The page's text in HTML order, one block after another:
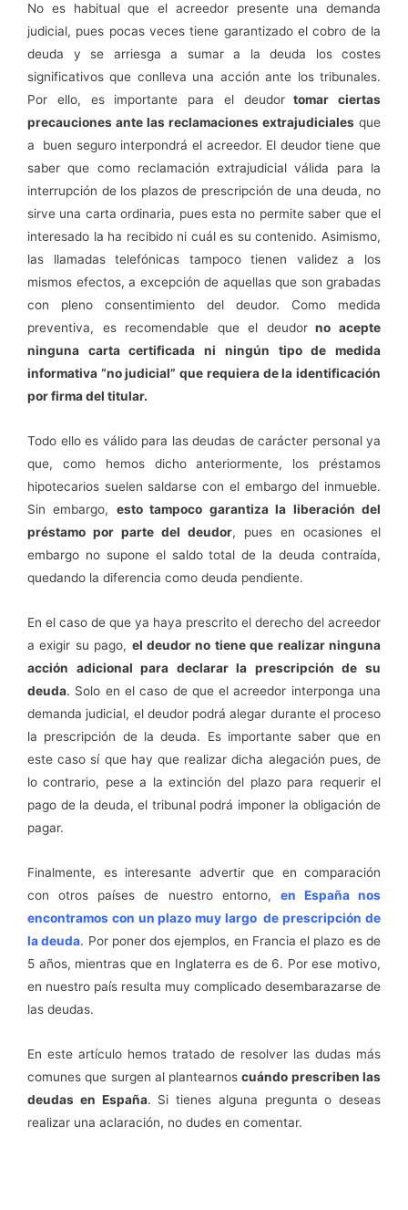
No es habitual que el acreedor presente una demanda
judicial, pues pocas veces tiene garantizado el cobro de la
deuda y se arriesga a sumar a la deuda los costes
significativos que conlleva una acción ante los tribunales.
Por ello, es importante para el deudortomar ciertas
precauciones ante las reclamaciones extrajudiciales que
a buen seguro interpondrá el acreedor. El deudor tiene que
saber que como reclamación extrajudicial válida para la
interrupción de los plazos de prescripción de una deuda, no
sirve una carta ordinaria, pues esta no permite saber que el
interesado la ha recibido ni cuál es su contenido. Asimismo,
las llamadas telefónicas tampoco tienen validez a los
mismos efectos, a excepción de aquellas que son grabadas
con pleno consentimiento del deudor. Como medida
preventiva, es recomendable que el deudorno acepte
ninguna carta certificada ni ningún tipo de medida
informativa “no judicial” que requiera de la identificación
por firma del titular.
Todo ello es válido para las deudas de carácter personal ya
que, como hemos dicho anteriormente, los préstamos
hipotecarios suelen saldarse con el embargo del inmueble.
Sin embargo, esto tampoco garantiza la liberación del
préstamo por parte del deudor, pues en ocasiones el
embargo no supone el saldo total de la deuda contraída,
quedando la diferencia como deuda pendiente.
En el caso de que ya haya prescrito el derecho del acreedor
a exigir su pago, el deudor no tiene que realizar ninguna
acción adicional para declarar la prescripción de su
deuda. Solo en el caso de que el acreedor interponga una
demanda judicial, el deudor podrá alegar durante el proceso
la prescripción de la deuda. Es importante saber que en
este caso sí que hay que realizar dicha alegación pues, de
lo contrario, pese a la extinción del plazo para requerir el
pago de la deuda, el tribunal podrá imponer la obligación de
pagar.
Finalmente, es interesante advertir que en comparación
con otros países de nuestro entorno, en España nos
encontramos con un plazo muy largo de prescripción de
la deuda. Por poner dos ejemplos, en Francia el plazo es de
5 años, mientras que en Inglaterra es de 6. Por ese motivo,
en nuestro país resulta muy complicado desembarazarse de
las deudas.
En este artículo hemos tratado de resolver las dudas más
comunes que surgen al plantearnoscuándo prescriben las
deudas en España. Si tienes alguna pregunta o deseas
realizar una aclaración, no dudes en comentar.